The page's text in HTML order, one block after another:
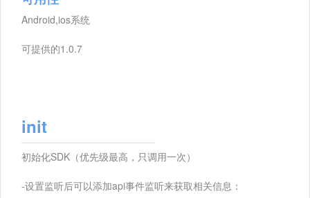
Android,ios系统
可提供的1.0.7
init
初始化SDK（优先级最高，只调用一次）
-设置监听后可以添加api事件监听来获取相关信息：